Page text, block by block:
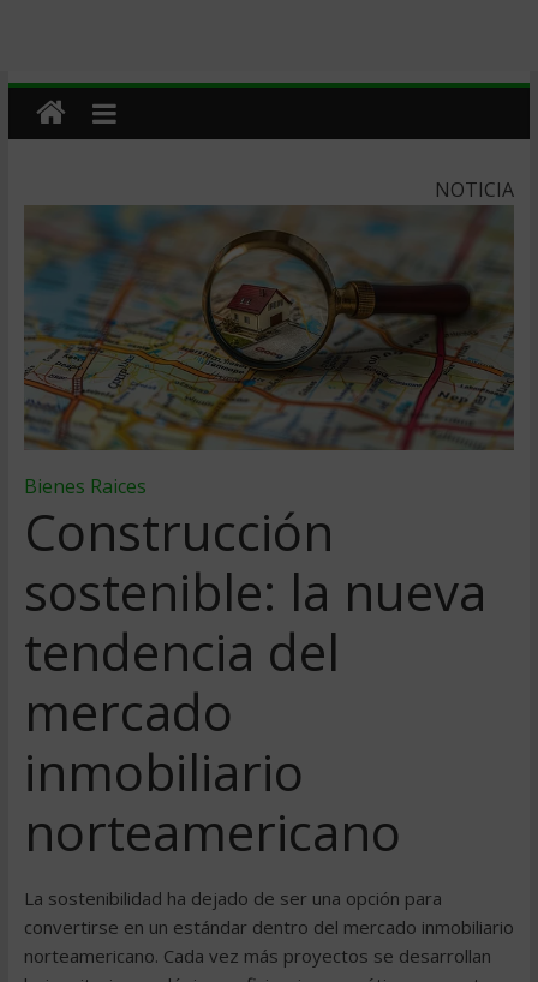
NOTICIA
Bienes Raices
Construcción
sostenible: la nueva
tendencia del
mercado
inmobiliario
norteamericano
La sostenibilidad ha dejado de ser una opción para
convertirse en un estándar dentro del mercado inmobiliario
norteamericano. Cada vez más proyectos se desarrollan